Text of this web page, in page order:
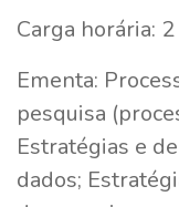
Carga horária:
Ementa:
pesquisa
Estratégias e
dados;